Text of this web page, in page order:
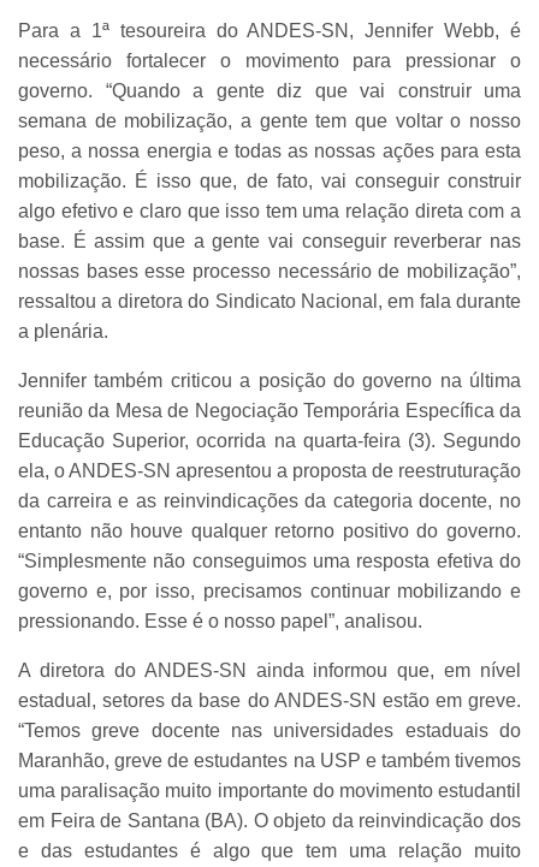
Para a 1ª tesoureira do ANDES-SN, Jennifer Webb, é
necessário fortalecer o movimento para pressionar o
governo. “Quando a gente diz que vai construir uma
semana de mobilização, a gente tem que voltar o nosso
peso, a nossa energia e todas as nossas ações para esta
mobilização. É isso que, de fato, vai conseguir construir
algo efetivo e claro que isso tem uma relação direta com a
base. É assim que a gente vai conseguir reverberar nas
nossas bases esse processo necessário de mobilização”,
ressaltou a diretora do Sindicato Nacional, em fala durante
a plenária.
Jennifer também criticou a posição do governo na última
reunião da Mesa de Negociação Temporária Específica da
Educação Superior, ocorrida na quarta-feira (3). Segundo
ela, o ANDES-SN apresentou a proposta de reestruturação
da carreira e as reinvindicações da categoria docente, no
entanto não houve qualquer retorno positivo do governo.
“Simplesmente não conseguimos uma resposta efetiva do
governo e, por isso, precisamos continuar mobilizando e
pressionando. Esse é o nosso papel”, analisou.
A diretora do ANDES-SN ainda informou que, em nível
estadual, setores da base do ANDES-SN estão em greve.
“Temos greve docente nas universidades estaduais do
Maranhão, greve de estudantes na USP e também tivemos
uma paralisação muito importante do movimento estudantil
em Feira de Santana (BA). O objeto da reinvindicação dos
e das estudantes é algo que tem uma relação muito